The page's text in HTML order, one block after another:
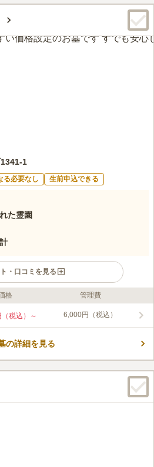
いと思いますが、ホームセンターがあるの
できます。ファミリーレストランは自動
と遠いかもしれません。霊園でも花は売
1
る必要なし 生前申込できる
た霊園
・口コミを見る
霊園は、東京都町田市の「多摩センター
坦地のバリアフリー設計なので、車いすの
さんはあったのだが最近閉めてしまったよ
格 管理費
（税込）～ 6,000円（税込）
の詳細を見る